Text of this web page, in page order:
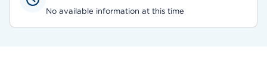
No available information at this time